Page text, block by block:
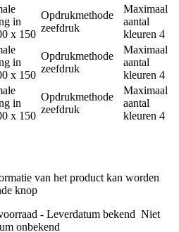
in
x 150
Opdrukmethode
zeefdruk
Maximaal
aantal
kleuren 4
in
x 150
Opdrukmethode
zeefdruk
Maximaal
aantal
kleuren 4
in
x 150
Opdrukmethode
zeefdruk
Maximaal
aantal
kleuren 4
van het product kan worden
knop
- Leverdatum bekend Niet
onbekend